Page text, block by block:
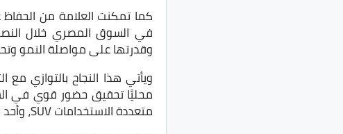
كما تمكنت العلامة من الحفاظ
وقدرتها على مواصلة النمو
محليًا تحقيق حضور قوي في
متعددة الاستخدامات SUV، وأحد النماذج الناجحة التي تعكس توجه العلامة نحو دعم الصناعة المحلية.